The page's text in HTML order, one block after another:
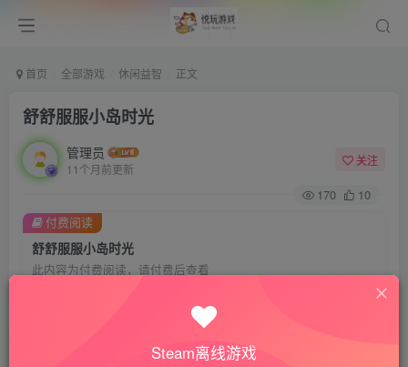
首页 全部游戏 休闲益智 正文
舒舒服服小岛时光
管理员
11个月前更新
关注
170 10
舒舒服服小岛时光
此内容为付费阅读，请付费后查看
付费阅读
Steam离线游戏